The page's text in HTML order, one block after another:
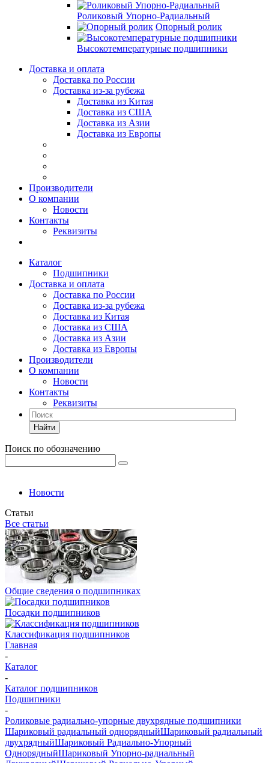
Роликовый Упорно-Радиальный
Опорный ролик
Высокотемпературные подшипники
Доставка и оплата
Доставка по России
Доставка из-за рубежа
Доставка из Китая
Доставка из США
Доставка из Азии
Доставка из Европы
Производители
О компании
Новости
Контакты
Реквизиты
Каталог
Подшипники
Доставка и оплата
Доставка по России
Доставка из-за рубежа
Доставка из Китая
Доставка из США
Доставка из Азии
Доставка из Европы
Производители
О компании
Новости
Контакты
Реквизиты
Найти
Поиск по обозначению
Новости
Статьи
Все статьи
Общие сведения о подшипниках
Посадки подшипников
Классификация подшипников
Главная
-
Каталог
-
Каталог подшипников
Подшипники
-
Роликовые радиально-упорные двухрядные подшипники
Шариковый радиальный однорядныйШариковый радиальный
двухрядныйШариковый Радиально-Упорный
ОднорядныйШариковый Упорно-радиальный